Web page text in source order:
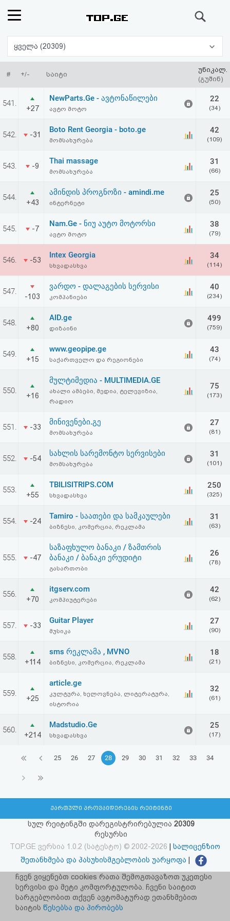
რეიტინგი
(მთავარი)
ფოსტა
პასუხი
ავტორიზაცია
რეგისტრაცია
პაროლის
აღდგენა
HTML
კოდი
შეთანხმება
უარყოფა
ყველა (20309)
# +/- საიტი
უნიკალ.
(გუშინ)
541.
+27
NewParts.Ge - ავტონაწილები
ავტო მოტო
22
(34)
542. -31
Boto Rent Georgia - boto.ge
მომსახურება
42
(109)
543. -9
Thai massage
მომსახურება
31
(66)
544.
+43
ამინდის პროგნოზი - amindi.me
ინტერნეტი
25
(50)
545. -7
Nam.Ge - ნიუ აუტო მოტორსი
ავტო მოტო
38
(79)
546. -53
Intex Georgia
სხვადასხვა
34
(114)
547.
-103
ვარდო - დალაგების სერვისი
კომპანიები
40
(234)
548.
+80
AID.ge
დიზაინი
499
(759)
549.
+15
www.geopipe.ge
საქართველო და რეგიონები
43
(74)
550.
+16
მულტიმედია - MULTIMEDIA.GE
ახალი ამბები, მედია, ტელევიზია,
რადიო
75
(173)
551. -33
მინივენები.გე
მომსახურება
27
(81)
552. -54
სახლის სარემონტო სერვისები
მომსახურება
31
(101)
553.
+55
TBILISITRIPS.COM
სხვადასხვა
250
(325)
554. -24
Tamiro - საათები და სამკაულები
ბიზნესი, კომერცია, რეკლამა
31
(63)
555. -47
საზაფხულო ბანაკი / ზამთრის
ბანაკი / ბანაკი ერუდიტი
გასართობი
26
(78)
556.
+70
itgserv.com
კომპიუტერები
42
(62)
557. -33
Guitar Player
მუსიკა
27
(90)
558.
+114
sms რეკლამა , MVNO
ბიზნესი, კომერცია, რეკლამა
18
(21)
559.
+25
article.ge
კულტურა, ხელოვნება, ლიტერატურა,
ისტორია
32
(61)
560.
+214
Madstudio.Ge
სხვადასხვა
25
(17)
25 26 27 28 29 30 31 32 33 34
ქართული პროვაიდერების რეიტინგი
სულ რეიტინგში დარეგისტრირებულია 20309
რესურსი
TOP.GE ვერსია 1.0.2 (სატესტო) © 2002-2026
სალიცენზიო
შეთანხმება და პასუხისმგებლობის უარყოფა
facebook.com/TOP.GE
იხილეთ TOP.GE - ის ძველი ვერსია ბმულზე
ჩვენ ვიყენებთ cookies რათა შემოგთავაზოთ უკეთესი
სერვისი და მეტი კომფორტულობა. ჩვენი საიტით
სარგებლობით თქვენ ავტომატურად ეთანხმებით
საიტის წესებსა და პირობებს